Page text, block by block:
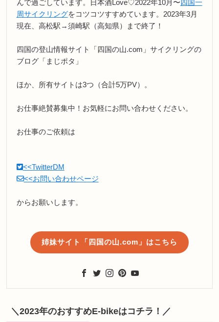
んで過ごしています。日本酒Love♡2022年10月〜四国一
周サイクリングをコツコツすすめています。2023年3月
現在、高松駅→須崎駅（高知県）まで終了！
四国の登山情報サイト「四国の山.com」サイクリングの
ブログ「まじポタ」
ほか、所有サイトは3つ（合計5万PV）。
お仕事絶賛募集中！お気軽にお問い合わせください。
お仕事のご依頼は
<<TwitterDM
<<お問い合わせページ
からお願いします。
姉妹サイト「四国の山.com」はこちら
＼2023年のおすすめE-bikeはコチラ！／